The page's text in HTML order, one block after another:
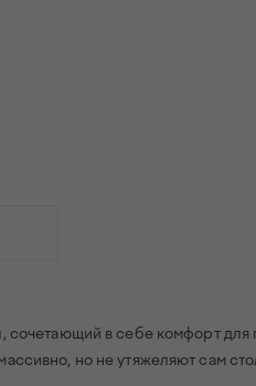
сочетающий в себе комфорт
но не утяжеляют сам